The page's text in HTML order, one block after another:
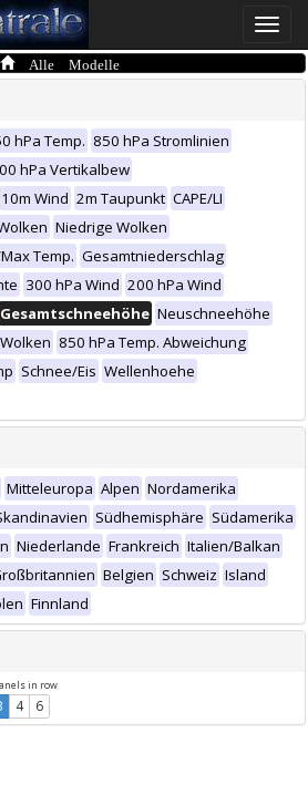
Toggle
Alle Modelle
hPa Temp. 850 hPa Stromlinien
hPa Vertikalbew
10m Wind 2m Taupunkt CAPE/LI
Niedrige Wolken
Temp. Gesamtniederschlag
300 hPa Wind 200 hPa Wind
Gesamtschneehöhe Neuschneehöhe
850 hPa Temp. Abweichung
Schnee/Eis Wellenhoehe
Mitteleuropa Alpen Nordamerika
Südhemisphäre Südamerika
Niederlande Frankreich Italien/Balkan
Belgien Schweiz Island
Finnland
in row
4 6